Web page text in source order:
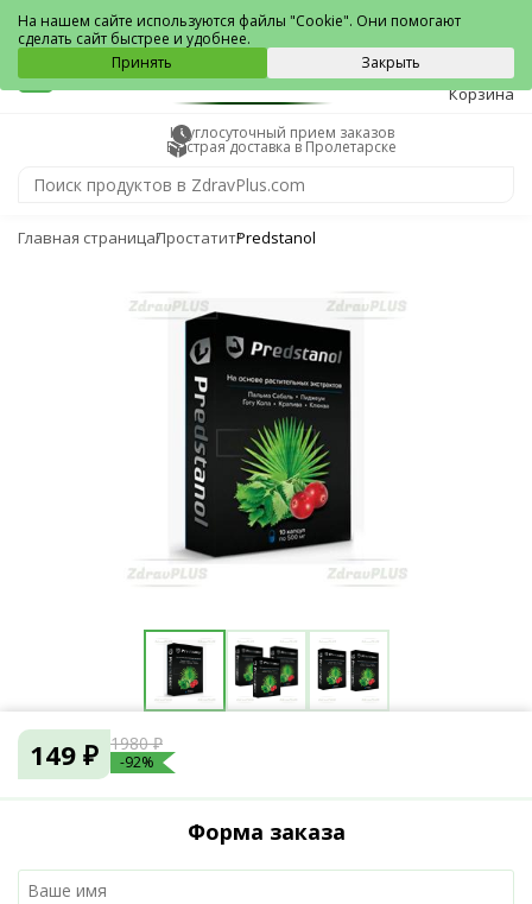
Пролетарск
0
Корзина
Круглосуточный прием заказов
Быстрая доставка в Пролетарске
Главная страницаПростатитPredstanol
149 ₽ 1980 ₽
-92%
Форма заказа
На нашем сайте используются файлы "Cookie". Они помогают
сделать сайт быстрее и удобнее.
Принять
Закрыть